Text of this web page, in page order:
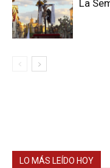
La
LO MÁS LEÍDO HOY